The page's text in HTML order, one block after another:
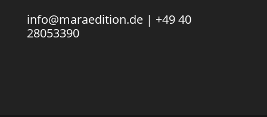
info@maraedition.de| +49 40
28053390